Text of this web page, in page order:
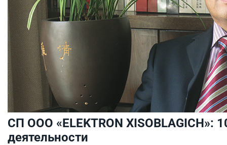
СП ООО «ELEKTRON XISOBLAGICH»:
деятельности